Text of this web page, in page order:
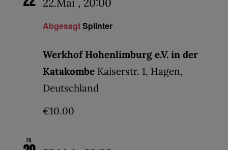
AbgesagtSplinter
22.Mai , 20:00
Werkhof Hohenlimburg e.V. in der
Katakombe Kaiserstr. 1, Hagen,
Deutschland
€10.00
Fr.